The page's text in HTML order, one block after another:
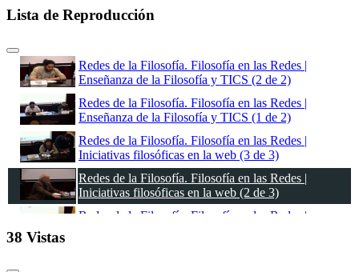
Lista de Reproducción
Redes de la Filosofía. Filosofía en las Redes |
Enseñanza de la Filosofía y TICS (2 de 2)
Redes de la Filosofía. Filosofía en las Redes |
Enseñanza de la Filosofía y TICS (1 de 2)
Redes de la Filosofía. Filosofía en las Redes |
Iniciativas filosóficas en la web (3 de 3)
Redes de la Filosofía. Filosofía en las Redes |
Iniciativas filosóficas en la web (2 de 3)
Redes de la Filosofía. Filosofía en las Redes |
38 Vistas